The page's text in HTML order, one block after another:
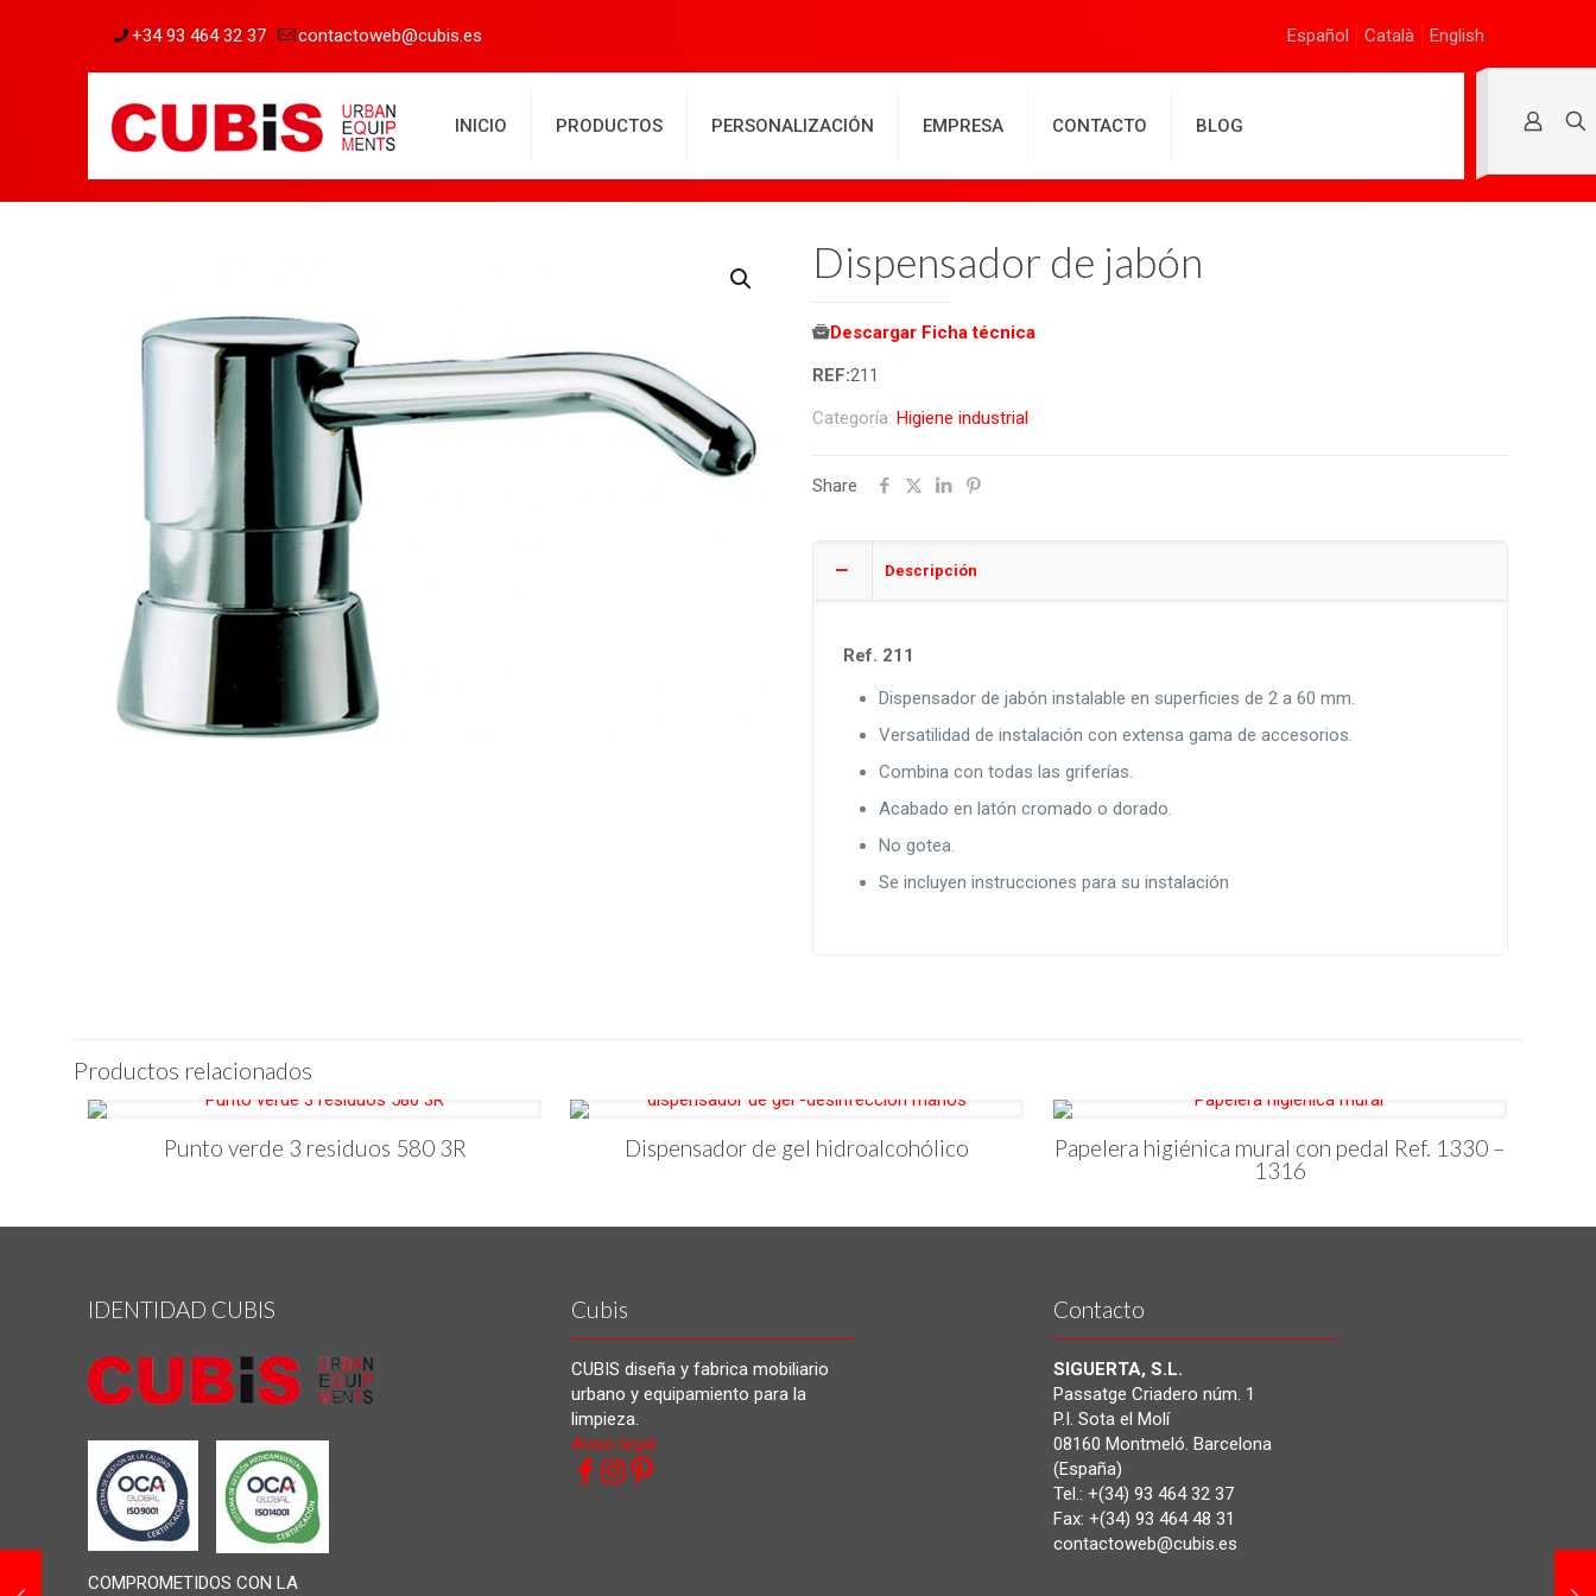
+34 93 464 32 37 contactoweb@cubis.es Español Català English
INICIO PRODUCTOS PERSONALIZACIÓN EMPRESA CONTACTO BLOG
Dispensador de jabón
Descargar Ficha técnica
REF:211
Categoría: Higiene industrial
Share
Descripción
Ref. 211
Dispensador de jabón instalable en superficies de 2 a 60 mm.
Versatilidad de instalación con extensa gama de accesorios.
Combina con todas las griferías.
Acabado en latón cromado o dorado.
No gotea.
Se incluyen instrucciones para su instalación
Productos relacionados
Punto verde 3 residuos 580 3R Dispensador de gel hidroalcohólico
Papelera higiénica mural con pedal Ref. 1330 –
1316
IDENTIDAD CUBIS
COMPROMETIDOS CON LA
Cubis
CUBIS diseña y fabrica mobiliario
urbano y equipamiento para la
limpieza.
Aviso legal
Contacto
SIGUERTA, S.L.
Passatge Criadero núm. 1
P.I. Sota el Molí
08160 Montmeló. Barcelona
(España)
Tel.: +(34) 93 464 32 37
Fax: +(34) 93 464 48 31
contactoweb@cubis.es